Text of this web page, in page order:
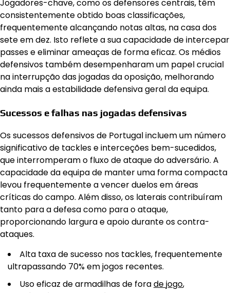
Jogadores-chave, como os defensores centrais, têm
consistentemente obtido boas classificações,
frequentemente alcançando notas altas, na casa dos
sete em dez. Isto reflete a sua capacidade de intercepar
passes e eliminar ameaças de forma eficaz. Os médios
defensivos também desempenharam um papel crucial
na interrupção das jogadas da oposição, melhorando
ainda mais a estabilidade defensiva geral da equipa.
Sucessos e falhas nas jogadas defensivas
Os sucessos defensivos de Portugal incluem um número
significativo de tackles e interceções bem-sucedidos,
que interromperam o fluxo de ataque do adversário. A
capacidade da equipa de manter uma forma compacta
levou frequentemente a vencer duelos em áreas
críticas do campo. Além disso, os laterais contribuíram
tanto para a defesa como para o ataque,
proporcionando largura e apoio durante os contra-
ataques.
Alta taxa de sucesso nos tackles, frequentemente
ultrapassando 70% em jogos recentes.
Uso eficaz de armadilhas de forade jogo,